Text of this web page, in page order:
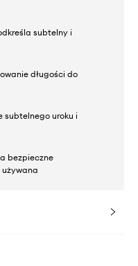
subtelny i
długości do
uroku i
bezpieczne